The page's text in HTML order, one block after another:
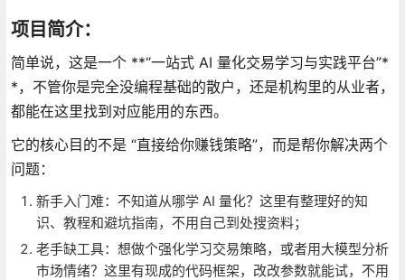
项目简介：
简单说，这是一个 **“一站式 AI 量化交易学习与实践平台”*
*，不管你是完全没编程基础的散户，还是机构里的从业者，
都能在这里找到对应能用的东西。
它的核心目的不是 “直接给你赚钱策略”，而是帮你解决两个
问题：
新手入门难：不知道从哪学 AI 量化？这里有整理好的知
识、教程和避坑指南，不用自己到处搜资料；
老手缺工具：想做个强化学习交易策略，或者用大模型分析
市场情绪？这里有现成的代码框架，改改参数就能试，不用